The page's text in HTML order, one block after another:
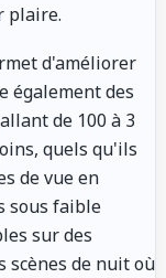
plaire.
d'améliorer
également des
de 100 à 3
quels qu'ils
de vue en
sous faible
sur des
scènes de nuit où